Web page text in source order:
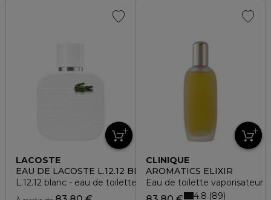
LACOSTE
EAU DE LACOSTE L.12.12 BLANC
L.12.12 blanc - eau de toilette
CLINIQUE
AROMATICS ELIXIR
Eau de toilette vaporisateur
4.8 89